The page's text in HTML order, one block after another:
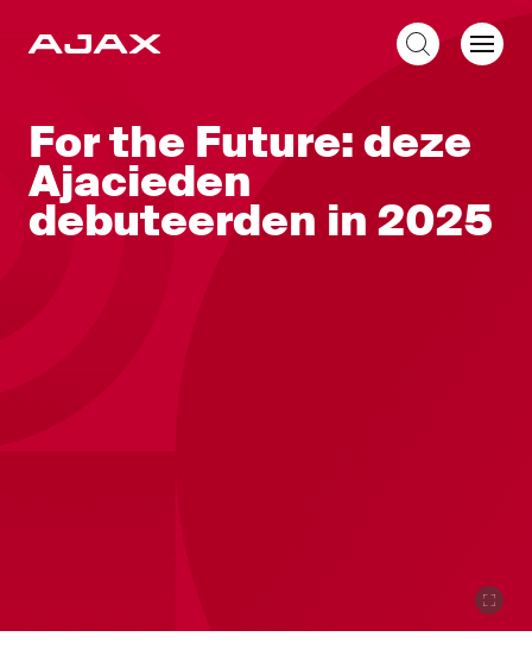
For the Future: deze
Ajacieden
debuteerden in 2025